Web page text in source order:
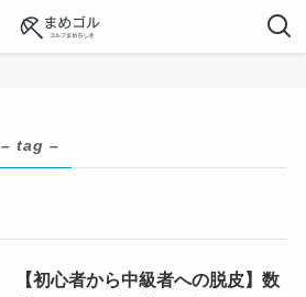
– tag –
【初心者から中級者への脱皮】数